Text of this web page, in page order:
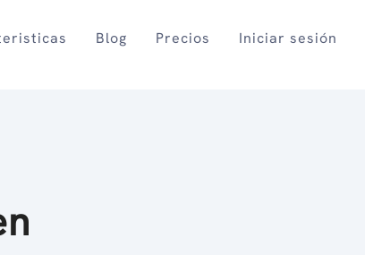
Blog Precios Iniciar sesión